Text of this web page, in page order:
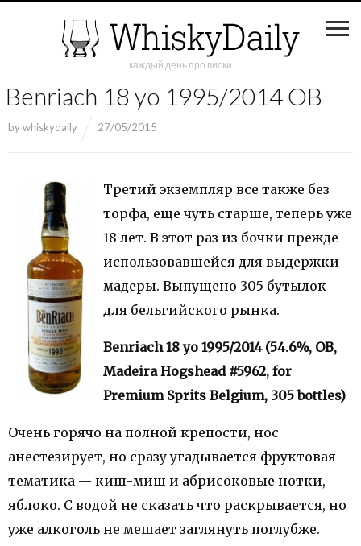
каждый день про виски
Benriach 18 yo 1995/2014 OB
bywhiskydaily 27/05/2015
Третий экземпляр все также без
торфа, еще чуть старше, теперь уже
18 лет. В этот раз из бочки прежде
использовавшейся для выдержки
мадеры. Выпущено 305 бутылок
для бельгийского рынка.
Benriach 18 yo 1995/2014 (54.6%, OB,
Madeira Hogshead #5962, for
Premium Sprits Belgium, 305 bottles)
Очень горячо на полной крепости, нос
анестезирует, но сразу угадывается фруктовая
тематика — киш-миш и абрисоковые нотки,
яблоко. С водой не сказать что раскрывается, но
уже алкоголь не мешает заглянуть поглубже.